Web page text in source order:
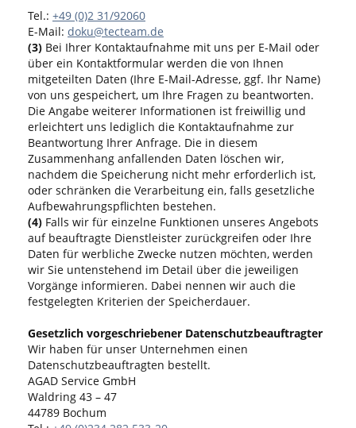
Tel.: +49 (0)2 31/92060
E-Mail: doku@tecteam.de
(3) Bei Ihrer Kontaktaufnahme mit uns per E-Mail oder
über ein Kontaktformular werden die von Ihnen
mitgeteilten Daten (Ihre E-Mail-Adresse, ggf. Ihr Name)
von uns gespeichert, um Ihre Fragen zu beantworten.
Die Angabe weiterer Informationen ist freiwillig und
erleichtert uns lediglich die Kontaktaufnahme zur
Beantwortung Ihrer Anfrage. Die in diesem
Zusammenhang anfallenden Daten löschen wir,
nachdem die Speicherung nicht mehr erforderlich ist,
oder schränken die Verarbeitung ein, falls gesetzliche
Aufbewahrungspflichten bestehen.
(4) Falls wir für einzelne Funktionen unseres Angebots
auf beauftragte Dienstleister zurückgreifen oder Ihre
Daten für werbliche Zwecke nutzen möchten, werden
wir Sie untenstehend im Detail über die jeweiligen
Vorgänge informieren. Dabei nennen wir auch die
festgelegten Kriterien der Speicherdauer.
Gesetzlich vorgeschriebener Datenschutzbeauftragter
Wir haben für unser Unternehmen einen
Datenschutzbeauftragten bestellt.
AGAD Service GmbH
Waldring 43 – 47
44789 Bochum